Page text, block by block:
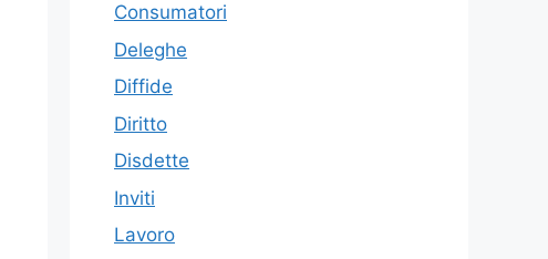
Consumatori
Deleghe
Diffide
Diritto
Disdette
Inviti
Lavoro